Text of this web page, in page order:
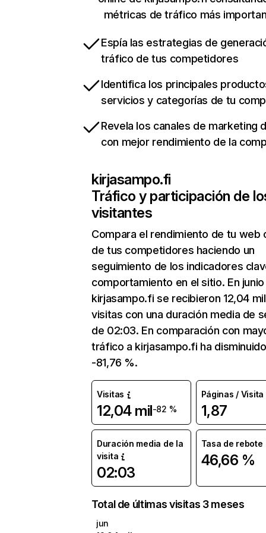
métricas de tráfico más
Espía las estrategias de
tráfico de tus competidores
Identifica los principales
servicios y categorías de tu
Revela los canales de marketing
con mejor rendimiento de la
kirjasampo.fi
Tráfico y participación de
visitantes
Compara el rendimiento de tu web
de tus competidores haciendo un
seguimiento de los indicadores
comportamiento en el sitio. En junio
kirjasampo.fi se recibieron 12,04 mil
visitas con una duración media de
de 02:03. En comparación con
tráfico a kirjasampo.fi ha
-81,76 %.
Visitas
12,04 mil-82 %
Páginas / Visita
1,87
Duración media de la
visita
02:03
Tasa de rebote
46,66 %
Total de últimas visitas 3 meses
jun